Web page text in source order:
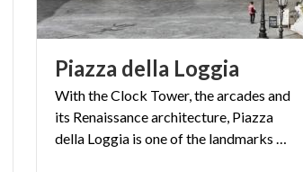
Piazza della Loggia
With the Clock Tower, the arcades and
its Renaissance architecture, Piazza
della Loggia is one of the landmarks of Brescia